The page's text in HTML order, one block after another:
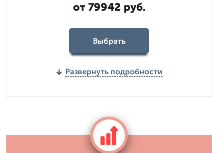
от 79942 руб.
Выбрать
Развернуть подробности